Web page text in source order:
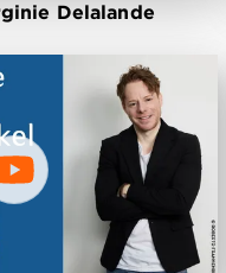
Delalande